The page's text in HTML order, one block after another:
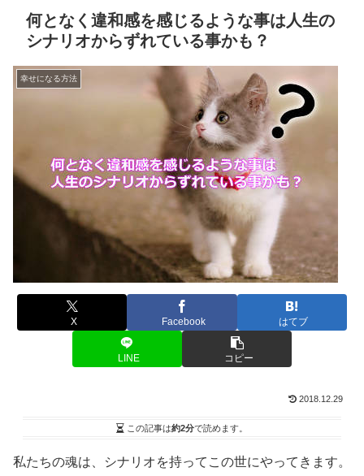
何となく違和感を感じるような事は人生の
シナリオからずれている事かも？
幸せになる方法
X Facebook はてブ
LINE コピー
2018.12.29
この記事は約2分で読めます。
私たちの魂は、シナリオを持ってこの世にやってきます。